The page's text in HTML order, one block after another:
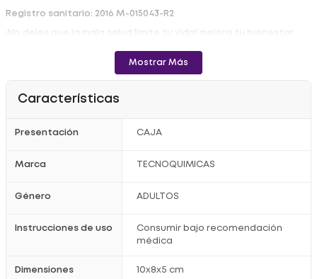
Registro sanitario: 2016 M-015043-R2
Consulta con tu médico antes de iniciar el tratamiento.
Mostrar Más
Características
Presentación CAJA
Marca TECNOQUIMICAS
Género ADULTOS
Instrucciones de uso
Consumir bajo recomendación
médica
Dimensiones 10x8x5 cm